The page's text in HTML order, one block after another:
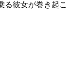
る彼女が巻き起こ